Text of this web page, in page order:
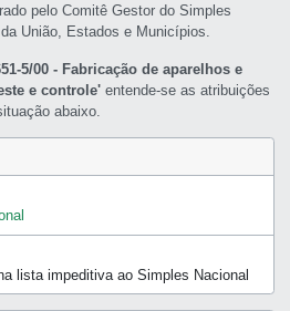
pelo Comitê Gestor do Simples
União, Estados e Municípios.
5/00 - Fabricação de aparelhos e
e controle' entende-se as atribuições
abaixo.
lista impeditiva ao Simples Nacional